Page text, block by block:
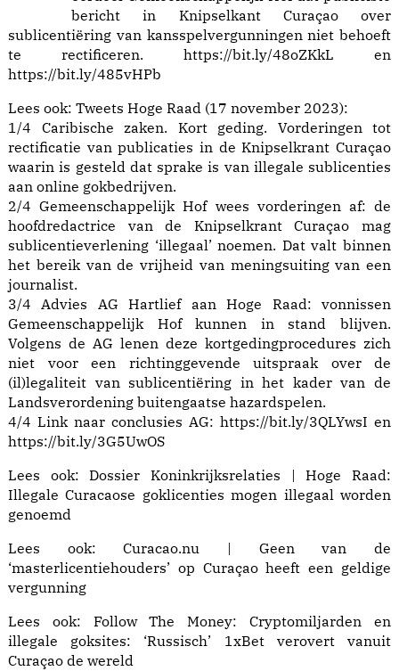
bericht in Knipselkant Curaçao over
sublicentiëring van kansspelvergunningen niet behoeft
te rectificeren. https://bit.ly/48oZKkL en
https://bit.ly/485vHPb
Lees ook: Tweets Hoge Raad (17 november 2023):
1/4 Caribische zaken. Kort geding. Vorderingen tot
rectificatie van publicaties in de Knipselkrant Curaçao
waarin is gesteld dat sprake is van illegale sublicenties
aan online gokbedrijven.
2/4 Gemeenschappelijk Hof wees vorderingen af: de
hoofdredactrice van de Knipselkrant Curaçao mag
sublicentieverlening ‘illegaal’ noemen. Dat valt binnen
het bereik van de vrijheid van meningsuiting van een
journalist.
3/4 Advies AG Hartlief aan Hoge Raad: vonnissen
Gemeenschappelijk Hof kunnen in stand blijven.
Volgens de AG lenen deze kortgedingprocedures zich
niet voor een richtinggevende uitspraak over de
(il)legaliteit van sublicentiëring in het kader van de
Landsverordening buitengaatse hazardspelen.
4/4 Link naar conclusies AG: https://bit.ly/3QLYwsI en
https://bit.ly/3G5UwOS
Lees ook: Dossier Koninkrijksrelaties | Hoge Raad:
Illegale Curacaose goklicenties mogen illegaal worden
genoemd
Lees ook: Curacao.nu | Geen van de
‘masterlicentiehouders’ op Curaçao heeft een geldige
vergunning
Lees ook: Follow The Money: Cryptomiljarden en
illegale goksites: ‘Russisch’ 1xBet verovert vanuit
Curaçao de wereld